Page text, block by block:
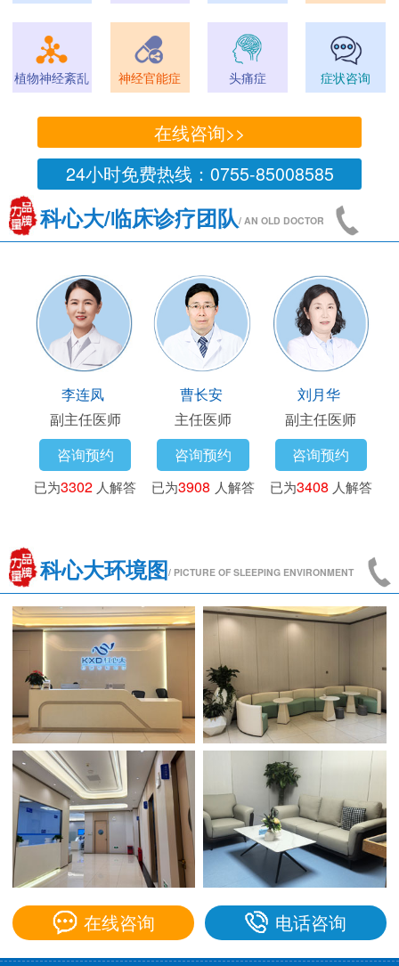
植物神经紊乱 神经官能症 头痛症 症状咨询
在线咨询>>
24小时免费热线：0755-85008585
科心大/临床诊疗团队/ AN OLD DOCTOR
李连凤
副主任医师
咨询预约
已为3302 人解答
曹长安
主任医师
咨询预约
已为3908 人解答
刘月华
副主任医师
咨询预约
已为3408 人解答
科心大环境图/ PICTURE OF SLEEPING ENVIRONMENT
在线咨询 电话咨询